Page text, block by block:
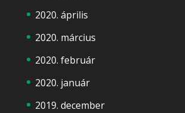
2020. április
2020. március
2020. február
2020. január
2019. december